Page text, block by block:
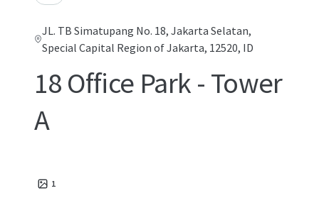
JL. TB Simatupang No. 18, Jakarta Selatan,
Special Capital Region of Jakarta, 12520, ID
18 Office Park - Tower
A
1